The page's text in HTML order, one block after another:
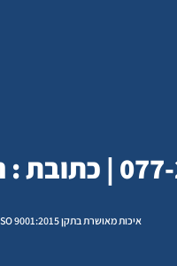
איכות מאושרת בתקן ISO 9001:2015